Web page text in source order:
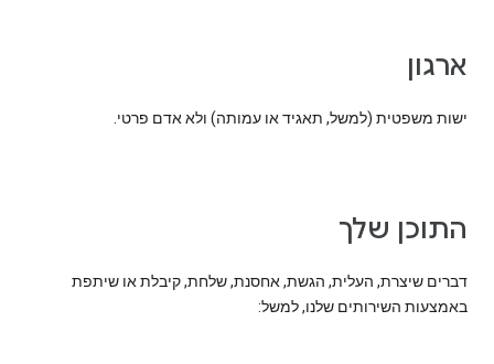
ארגון
ישות משפטית (למשל, תאגיד או עמותה) ולא אדם פרטי.
התוכן שלך
דברים שיצרת, העלית, הגשת, אחסנת, שלחת, קיבלת או שיתפת
באמצעות השירותים שלנו, למשל: